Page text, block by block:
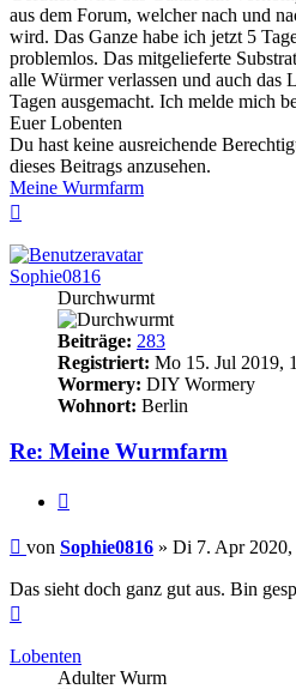
aus dem Forum, welcher nach und
wird. Das Ganze habe ich jetzt 5
problemlos. Das mitgelieferte
alle Würmer verlassen und auch das
Tagen ausgemacht. Ich melde mich
Euer Lobenten
Du hast keine ausreichende
dieses Beitrags anzusehen.
Meine Wurmfarm
Sophie0816
Durchwurmt
Beiträge: 283
Registriert: Mo 15. Jul 2019,
Wormery: DIY Wormery
Wohnort: Berlin
Re: Meine Wurmfarm
Beitrag
von Sophie0816 » Di 7. Apr 2020,
Das sieht doch ganz gut aus. Bin
Lobenten
Adulter Wurm